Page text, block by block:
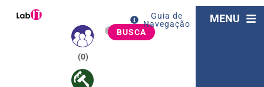
(0)
BUSCA
Guia de
Navegação
MENU